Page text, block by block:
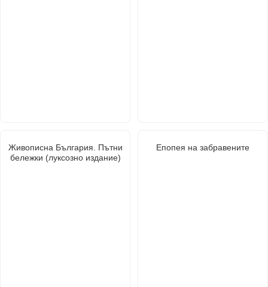
Живописна България. Пътни
бележки (луксозно издание)
Епопея на забравените